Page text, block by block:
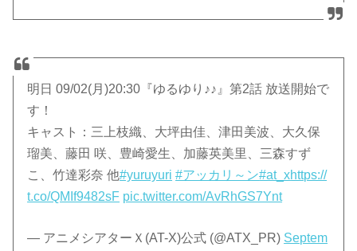
明日 09/02(月)20:30『ゆるゆり♪♪』第2話 放送開始で
す！
キャスト：三上枝織、大坪由佳、津田美波、大久保
瑠美、藤田 咲、豊崎愛生、加藤英美里、三森すず
こ、竹達彩奈 他#yuruyuri #アッカリ～ン#at_xhttps://
t.co/QMIf9482sF pic.twitter.com/AvRhGS7Ynt
— アニメシアターＸ(AT-X)公式 (@ATX_PR) Septem